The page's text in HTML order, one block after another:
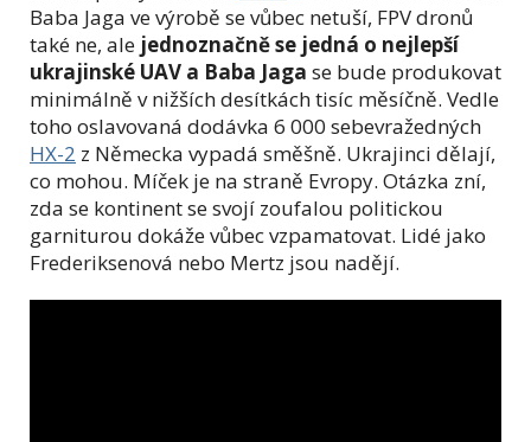
Baba Jaga ve výrobě se vůbec netuší, FPV dronů
také ne, ale jednoznačně se jedná o nejlepší
ukrajinské UAV a Baba Jaga se bude produkovat
minimálně v nižších desítkách tisíc měsíčně. Vedle
toho oslavovaná dodávka 6 000 sebevražedných
HX-2 z Německa vypadá směšně. Ukrajinci dělají,
co mohou. Míček je na straně Evropy. Otázka zní,
zda se kontinent se svojí zoufalou politickou
garniturou dokáže vůbec vzpamatovat. Lidé jako
Frederiksenová nebo Mertz jsou nadějí.